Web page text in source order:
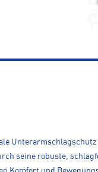
seine robuste,